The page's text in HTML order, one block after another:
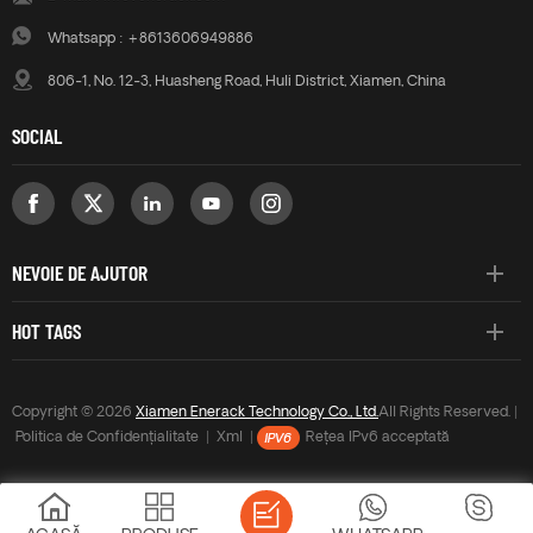
Whatsapp : +8613606949886
806-1, No. 12-3, Huasheng Road, Huli District, Xiamen, China
SOCIAL
NEVOIE DE AJUTOR
HOT TAGS
Copyright © 2026 Xiamen Enerack Technology Co., Ltd.All Rights Reserved. |
Politica de Confidențialitate
Xml Rețea IPv6 acceptată